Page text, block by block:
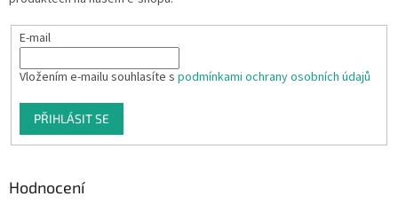
E-mail
Vložením e-mailu souhlasíte s podmínkami ochrany osobních údajů
PŘIHLÁSIT SE
Hodnocení